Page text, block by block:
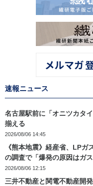
速報ニュース
名古屋駅前に「オニツカタ
揃える
2026/08/06 14:45
《熊本地震》経産省、LP
の調査で「爆発の原因はガス
2026/08/06 12:15
三井不動産と関電不動産開